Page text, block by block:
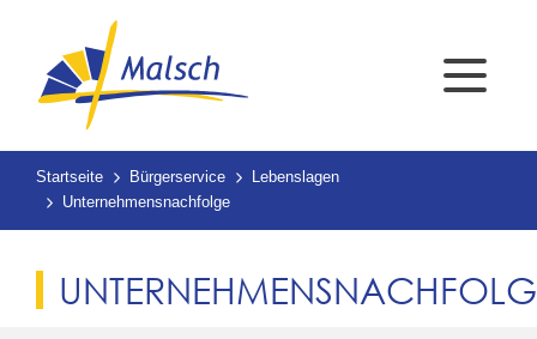
Startseite Bürgerservice
Lebenslagen
Unternehmensnachfolge